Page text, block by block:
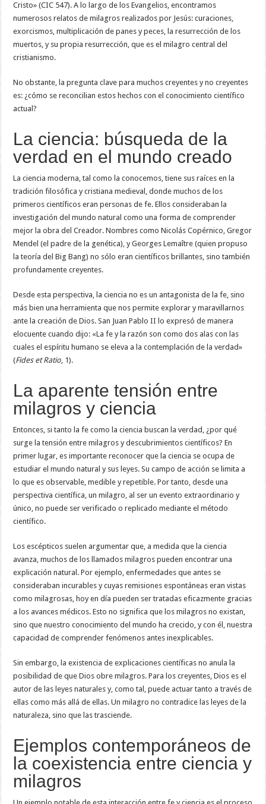
Cristo» (CIC 547). A lo largo de los Evangelios, encontramos
numerosos relatos de milagros realizados por Jesús: curaciones,
exorcismos, multiplicación de panes y peces, la resurrección de los
muertos, y su propia resurrección, que es el milagro central del
cristianismo.
No obstante, la pregunta clave para muchos creyentes y no creyentes
es: ¿cómo se reconcilian estos hechos con el conocimiento científico
actual?
La ciencia: búsqueda de la
verdad en el mundo creado
La ciencia moderna, tal como la conocemos, tiene sus raíces en la
tradición filosófica y cristiana medieval, donde muchos de los
primeros científicos eran personas de fe. Ellos consideraban la
investigación del mundo natural como una forma de comprender
mejor la obra del Creador. Nombres como Nicolás Copérnico, Gregor
Mendel (el padre de la genética), y Georges Lemaître (quien propuso
la teoría del Big Bang) no sólo eran científicos brillantes, sino también
profundamente creyentes.
Desde esta perspectiva, la ciencia no es un antagonista de la fe, sino
más bien una herramienta que nos permite explorar y maravillarnos
ante la creación de Dios. San Juan Pablo II lo expresó de manera
elocuente cuando dijo: «La fe y la razón son como dos alas con las
cuales el espíritu humano se eleva a la contemplación de la verdad»
(Fides et Ratio, 1).
La aparente tensión entre
milagros y ciencia
Entonces, si tanto la fe como la ciencia buscan la verdad, ¿por qué
surge la tensión entre milagros y descubrimientos científicos? En
primer lugar, es importante reconocer que la ciencia se ocupa de
estudiar el mundo natural y sus leyes. Su campo de acción se limita a
lo que es observable, medible y repetible. Por tanto, desde una
perspectiva científica, un milagro, al ser un evento extraordinario y
único, no puede ser verificado o replicado mediante el método
científico.
Los escépticos suelen argumentar que, a medida que la ciencia
avanza, muchos de los llamados milagros pueden encontrar una
explicación natural. Por ejemplo, enfermedades que antes se
consideraban incurables y cuyas remisiones espontáneas eran vistas
como milagrosas, hoy en día pueden ser tratadas eficazmente gracias
a los avances médicos. Esto no significa que los milagros no existan,
sino que nuestro conocimiento del mundo ha crecido, y con él, nuestra
capacidad de comprender fenómenos antes inexplicables.
Sin embargo, la existencia de explicaciones científicas no anula la
posibilidad de que Dios obre milagros. Para los creyentes, Dios es el
autor de las leyes naturales y, como tal, puede actuar tanto a través de
ellas como más allá de ellas. Un milagro no contradice las leyes de la
naturaleza, sino que las trasciende.
Ejemplos contemporáneos de
la coexistencia entre ciencia y
milagros